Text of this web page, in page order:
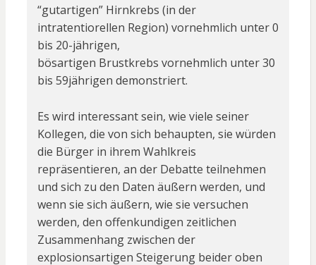
“gutartigen” Hirnkrebs (in der
intratentiorellen Region) vornehmlich unter 0
bis 20-jährigen,
bösartigen Brustkrebs vornehmlich unter 30
bis 59jährigen demonstriert.
Es wird interessant sein, wie viele seiner
Kollegen, die von sich behaupten, sie würden
die Bürger in ihrem Wahlkreis
repräsentieren, an der Debatte teilnehmen
und sich zu den Daten äußern werden, und
wenn sie sich äußern, wie sie versuchen
werden, den offenkundigen zeitlichen
Zusammenhang zwischen der
explosionsartigen Steigerung beider oben